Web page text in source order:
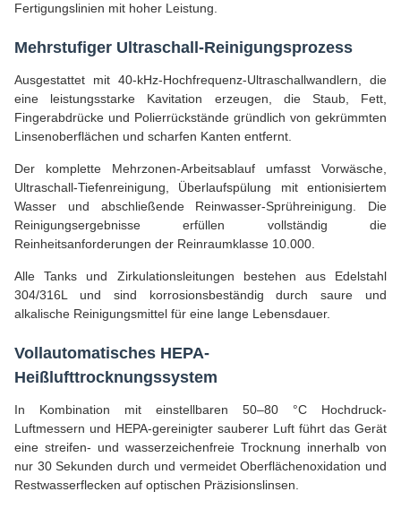
Fertigungslinien mit hoher Leistung.
Mehrstufiger Ultraschall-Reinigungsprozess
Ausgestattet mit 40-kHz-Hochfrequenz-Ultraschallwandlern, die
eine leistungsstarke Kavitation erzeugen, die Staub, Fett,
Fingerabdrücke und Polierrückstände gründlich von gekrümmten
Linsenoberflächen und scharfen Kanten entfernt.
Der komplette Mehrzonen-Arbeitsablauf umfasst Vorwäsche,
Ultraschall-Tiefenreinigung, Überlaufspülung mit entionisiertem
Wasser und abschließende Reinwasser-Sprühreinigung. Die
Reinigungsergebnisse erfüllen vollständig die
Reinheitsanforderungen der Reinraumklasse 10.000.
Alle Tanks und Zirkulationsleitungen bestehen aus Edelstahl
304/316L und sind korrosionsbeständig durch saure und
alkalische Reinigungsmittel für eine lange Lebensdauer.
Vollautomatisches HEPA-
Heißlufttrocknungssystem
In Kombination mit einstellbaren 50–80 °C Hochdruck-
Luftmessern und HEPA-gereinigter sauberer Luft führt das Gerät
eine streifen- und wasserzeichenfreie Trocknung innerhalb von
nur 30 Sekunden durch und vermeidet Oberflächenoxidation und
Restwasserflecken auf optischen Präzisionslinsen.